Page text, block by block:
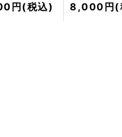
円 (税込) 8,000円 (